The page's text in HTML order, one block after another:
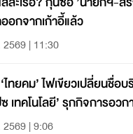
อกจากเก้าอี้แล้ว
| 11:30
ทยคม’ ไฟเขียวเปลี่ยนชื่อ
เทคโนโลยี’ รุกกิจการอวก
| 9:06